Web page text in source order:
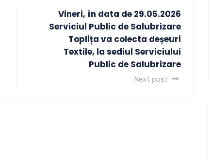
Vineri, în data de 29.05.2026
Serviciul Public de Salubrizare
Toplița va colecta deșeuri
Textile, la sediul Serviciului
Public de Salubrizare
Next post